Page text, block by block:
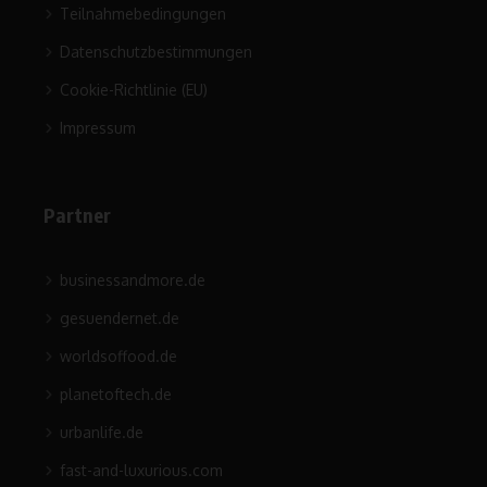
Teilnahmebedingungen
Datenschutzbestimmungen
Cookie-Richtlinie (EU)
Impressum
Partner
businessandmore.de
gesuendernet.de
worldsoffood.de
planetoftech.de
urbanlife.de
fast-and-luxurious.com